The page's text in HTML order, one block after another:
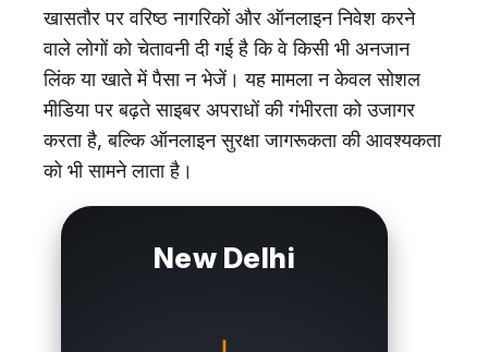
खासतौर पर वरिष्ठ नागरिकों और ऑनलाइन निवेश करने
वाले लोगों को चेतावनी दी गई है कि वे किसी भी अनजान
लिंक या खाते में पैसा न भेजें। यह मामला न केवल सोशल
मीडिया पर बढ़ते साइबर अपराधों की गंभीरता को उजागर
करता है, बल्कि ऑनलाइन सुरक्षा जागरूकता की आवश्यकता
को भी सामने लाता है।
New Delhi